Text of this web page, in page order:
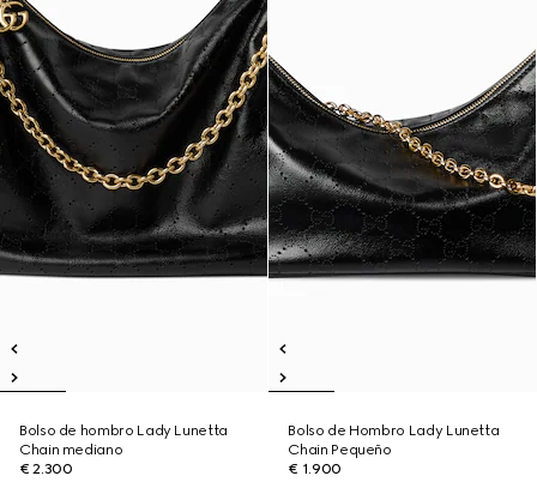
Bolso de hombro Lady Lunetta
Chain mediano
€ 2.300
Bolso de Hombro Lady Lunetta
Chain Pequeño
€ 1.900